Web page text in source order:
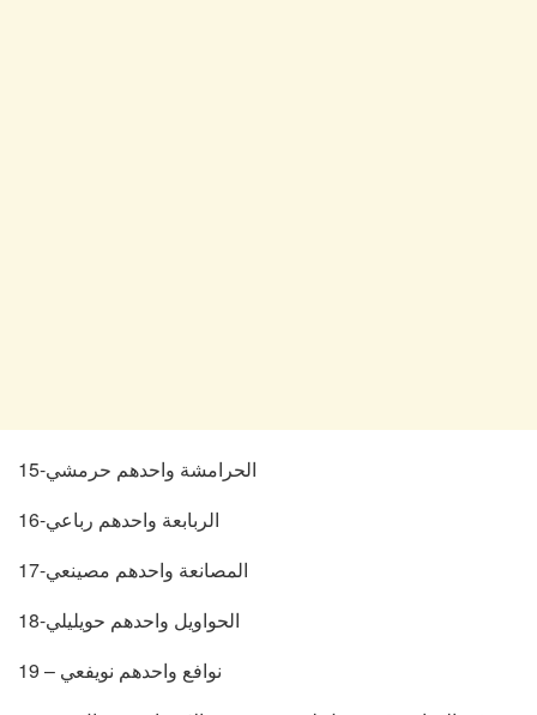
15-الحرامشة واحدهم حرمشي
16-الربابعة واحدهم رباعي
17-المصانعة واحدهم مصينعي
18-الحواويل واحدهم حويليلي